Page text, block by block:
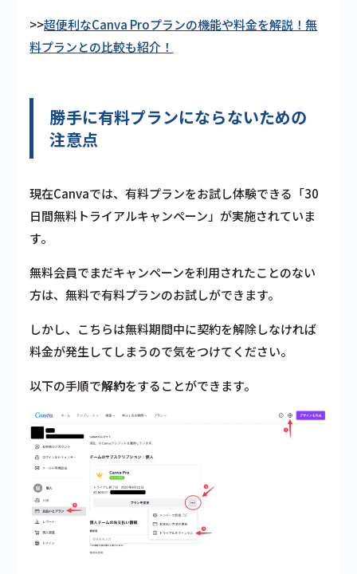
>>超便利なCanva Proプランの機能や料金を解説！無
料プランとの比較も紹介！
勝手に有料プランにならないための
注意点
現在Canvaでは、有料プランをお試し体験できる 「30
日間無料トライアルキャンペーン」 が実施されていま
す。
無料会員でまだキャンペーンを利用されたことのない
方は、無料で有料プランのお試しができます。
しかし、こちらは無料期間中に契約を解除しなければ
料金が発生してしまうので気をつけてください。
以下の手順で解約をすることができます。